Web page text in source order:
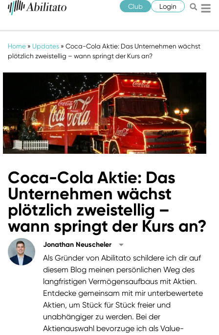
Club Login
Home » Updates » Coca-Cola Aktie: Das Unternehmen wächst
plötzlich zweistellig – wann springt der Kurs an?
Coca-Cola Aktie: Das
Unternehmen wächst
plötzlich zweistellig –
wann springt der Kurs an?
Jonathan Neuscheler
Als Gründer von Abilitato schildere ich dir auf
diesem Blog meinen persönlichen Weg des
langfristigen Vermögensaufbaus mit Aktien.
Entdecke gemeinsam mit mir unterbewertete
Aktien, um Stück für Stück freier und
unabhängiger zu werden. Bei der
Aktienauswahl bevorzuge ich als Value-